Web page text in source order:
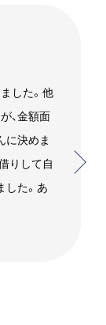
した。他
、金額面
に決めま
りして自
した。あ